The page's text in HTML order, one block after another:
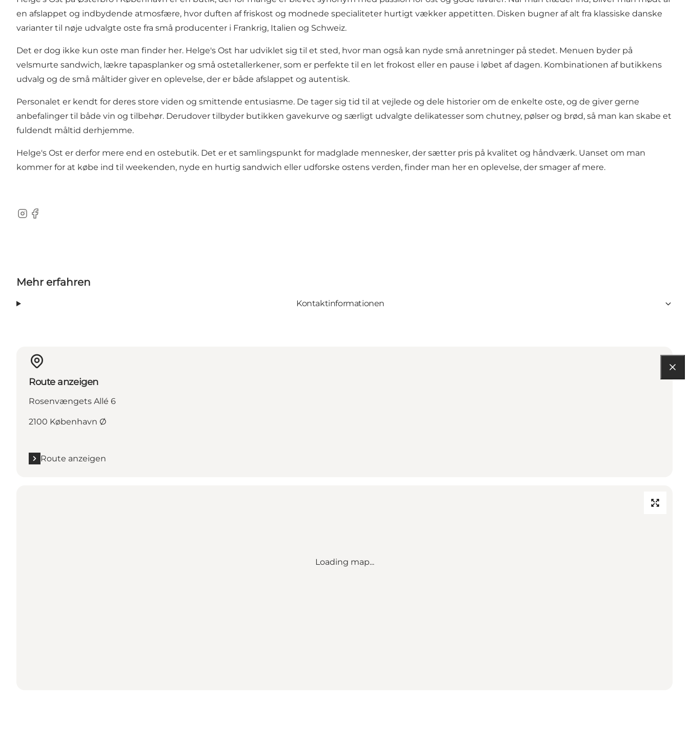
en afslappet og indbydende atmosfære, hvor duften af friskost og modnede specialiteter hurtigt vækker appetitten. Disken bugner af alt fra klassiske danske
varianter til nøje udvalgte oste fra små producenter i Frankrig, Italien og Schweiz.
Det er dog ikke kun oste man finder her. Helge's Ost har udviklet sig til et sted, hvor man også kan nyde små anretninger på stedet. Menuen byder på
velsmurte sandwich, lækre tapasplanker og små ostetallerkener, som er perfekte til en let frokost eller en pause i løbet af dagen. Kombinationen af butikkens
udvalg og de små måltider giver en oplevelse, der er både afslappet og autentisk.
Personalet er kendt for deres store viden og smittende entusiasme. De tager sig tid til at vejlede og dele historier om de enkelte oste, og de giver gerne
anbefalinger til både vin og tilbehør. Derudover tilbyder butikken gavekurve og særligt udvalgte delikatesser som chutney, pølser og brød, så man kan skabe et
fuldendt måltid derhjemme.
Helge's Ost er derfor mere end en ostebutik. Det er et samlingspunkt for madglade mennesker, der sætter pris på kvalitet og håndværk. Uanset om man
kommer for at købe ind til weekenden, nyde en hurtig sandwich eller udforske ostens verden, finder man her en oplevelse, der smager af mere.
Instagram
Facebook
Mehr erfahren
Kontaktinformationen
Route anzeigen
Rosenvængets Allé 6
2100 København Ø
Route anzeigen
Loading map...